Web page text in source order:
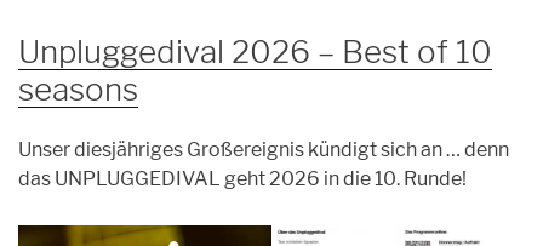
Unpluggedival 2026 – Best of 10
seasons
Unser diesjähriges Großereignis kündigt sich an … denn
das UNPLUGGEDIVAL geht 2026 in die 10. Runde!